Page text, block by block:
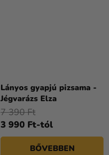
Lányos gyapjú pizsama -
Jégvarázs Elza
3 990 Ft-tól
7 390 Ft
BŐVEBBEN